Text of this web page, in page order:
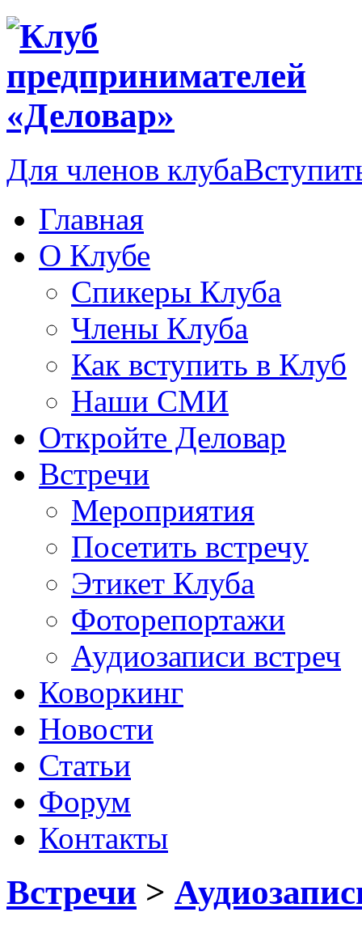
Для членов клуба
Главная
О Клубе
Спикеры Клуба
Члены Клуба
Как вступить в Клуб
Наши СМИ
Откройте Деловар
Встречи
Мероприятия
Посетить встречу
Этикет Клуба
Фоторепортажи
Аудиозаписи встреч
Коворкинг
Новости
Статьи
Форум
Контакты
Встречи >